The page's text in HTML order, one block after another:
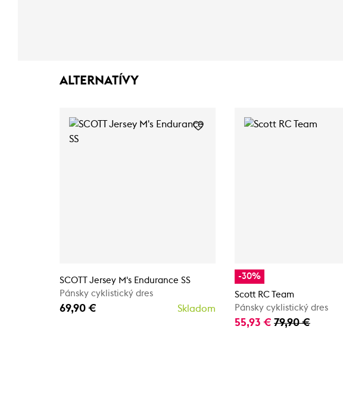
ALTERNATÍVY
SCOTT Jersey M's Endurance SS
Pánsky cyklistický dres
69,90 € Skladom
-30%
Scott RC Team
Pánsky cyklistický dres
55,93 € 79,90 €